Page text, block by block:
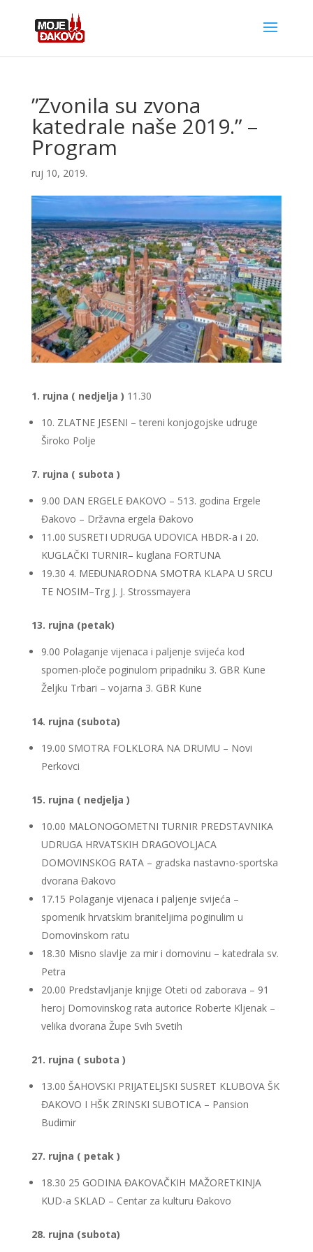
”Zvonila su zvona
katedrale naše 2019.” –
Program
ruj 10, 2019.
1. rujna ( nedjelja ) 11.30
10. ZLATNE JESENI – tereni konjogojske udruge
Široko Polje
7. rujna ( subota )
9.00 DAN ERGELE ĐAKOVO – 513. godina Ergele
Đakovo – Državna ergela Đakovo
11.00 SUSRETI UDRUGA UDOVICA HBDR-a i 20.
KUGLAČKI TURNIR– kuglana FORTUNA
19.30 4. MEĐUNARODNA SMOTRA KLAPA U SRCU
TE NOSIM–Trg J. J. Strossmayera
13. rujna (petak)
9.00 Polaganje vijenaca i paljenje svijeća kod
spomen-ploče poginulom pripadniku 3. GBR Kune
Željku Trbari – vojarna 3. GBR Kune
14. rujna (subota)
19.00 SMOTRA FOLKLORA NA DRUMU – Novi
Perkovci
15. rujna ( nedjelja )
10.00 MALONOGOMETNI TURNIR PREDSTAVNIKA
UDRUGA HRVATSKIH DRAGOVOLJACA
DOMOVINSKOG RATA – gradska nastavno-sportska
dvorana Đakovo
17.15 Polaganje vijenaca i paljenje svijeća –
spomenik hrvatskim braniteljima poginulim u
Domovinskom ratu
18.30 Misno slavlje za mir i domovinu – katedrala sv.
Petra
20.00 Predstavljanje knjige Oteti od zaborava – 91
heroj Domovinskog rata autorice Roberte Kljenak –
velika dvorana Župe Svih Svetih
21. rujna ( subota )
13.00 ŠAHOVSKI PRIJATELJSKI SUSRET KLUBOVA ŠK
ĐAKOVO I HŠK ZRINSKI SUBOTICA – Pansion
Budimir
27. rujna ( petak )
18.30 25 GODINA ĐAKOVAČKIH MAŽORETKINJA
KUD-a SKLAD – Centar za kulturu Đakovo
28. rujna (subota)